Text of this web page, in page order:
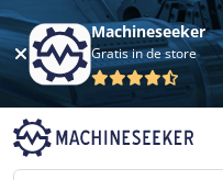
Machineseeker
Gratis in de store